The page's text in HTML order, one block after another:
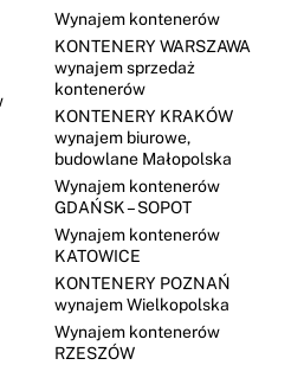
Wynajem kontenerów
KONTENERY WARSZAWA
wynajem sprzedaż
kontenerów
KONTENERY KRAKÓW
wynajem biurowe,
budowlane Małopolska
Wynajem kontenerów
GDAŃSK – SOPOT
Wynajem kontenerów
KATOWICE
KONTENERY POZNAŃ
wynajem Wielkopolska
Wynajem kontenerów
RZESZÓW